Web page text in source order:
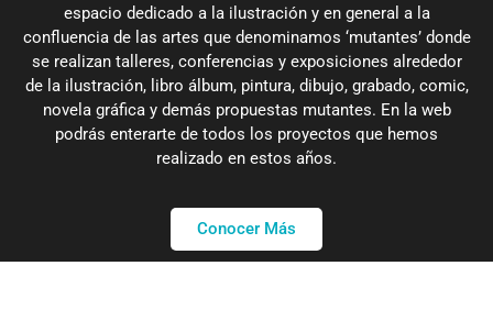
espacio dedicado a la ilustración y en general a la
confluencia de las artes que denominamos ‘mutantes’ donde
se realizan talleres, conferencias y exposiciones alrededor
de la ilustración, libro álbum, pintura, dibujo, grabado, comic,
novela gráfica y demás propuestas mutantes. En la web
podrás enterarte de todos los proyectos que hemos
realizado en estos años.
Conocer Más